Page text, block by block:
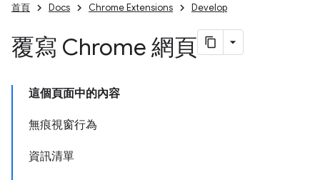
首頁 Docs Chrome Extensions Develop
覆寫 Chrome 網頁
這個頁面中的內容
無痕視窗行為
資訊清單